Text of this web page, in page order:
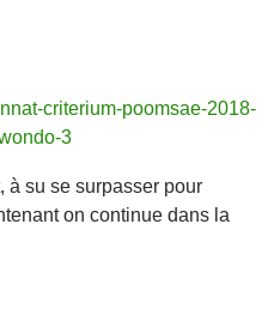
à su se surpasser pour
on continue dans la